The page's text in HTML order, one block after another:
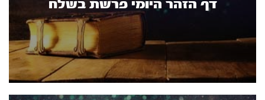
דף הזהר היומי פרשת בשלח